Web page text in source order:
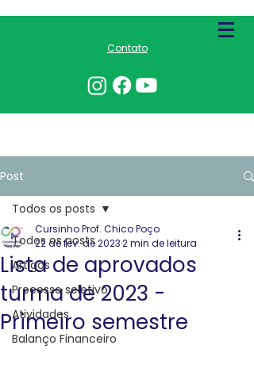
Contato
Post
Todos os posts
Artigos
Processo seletivo
Atividades
Balanço Financeiro
Todos os posts
Lista de aprovados
turma de 2023 -
Primeiro semestre
Cursinho Prof. Chico Poço
22 de fev. de 20232 min de leitura